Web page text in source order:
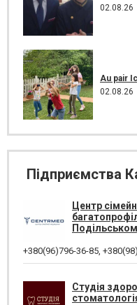
02.08.26
Au pair
02.08.26
Підприємства
Центр
+380(96)796-36-85,
Студія